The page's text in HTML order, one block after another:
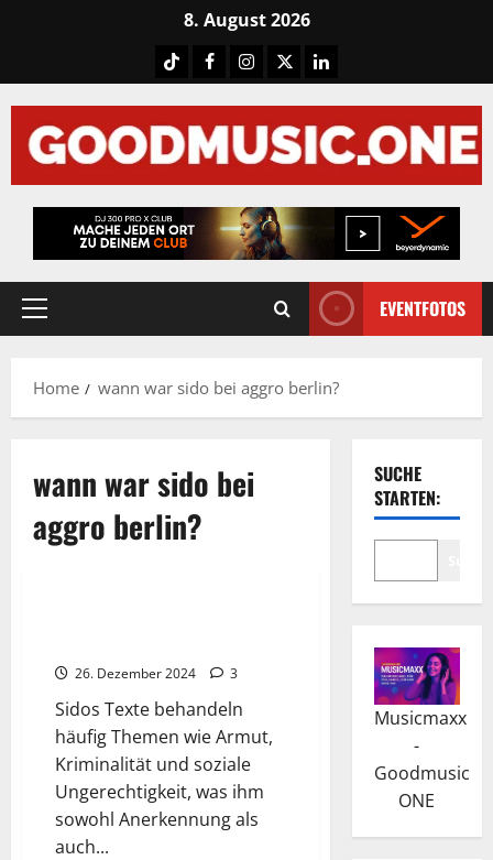
8. August 2026
TiktokFacebook
Instagram
X LinkedIN
Primary
EVENTFOTOS
Home wann war sido bei aggro berlin?
wann war sido bei
aggro berlin?
26. Dezember 2024 3
Sidos Texte behandeln
häufig Themen wie Armut,
Kriminalität und soziale
Ungerechtigkeit, was ihm
sowohl Anerkennung als
auch...
SUCHE
STARTEN:
Musicmaxx
-
Goodmusic
ONE